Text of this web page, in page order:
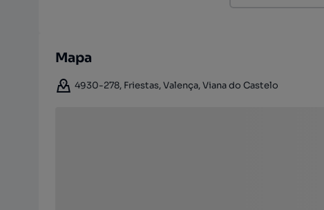
Mapa
4930-278, Friestas, Valença, Viana do Castelo